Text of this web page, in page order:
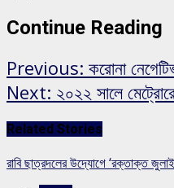
Continue Reading
Previous: করোনা
Next: ২০২২ সালে
Related Stories
রাবি ছাত্রদলের উদ্যোগে ‘রক্তাক্ত